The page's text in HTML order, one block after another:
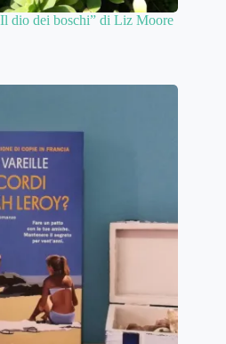
dio dei boschi” di Liz Moore